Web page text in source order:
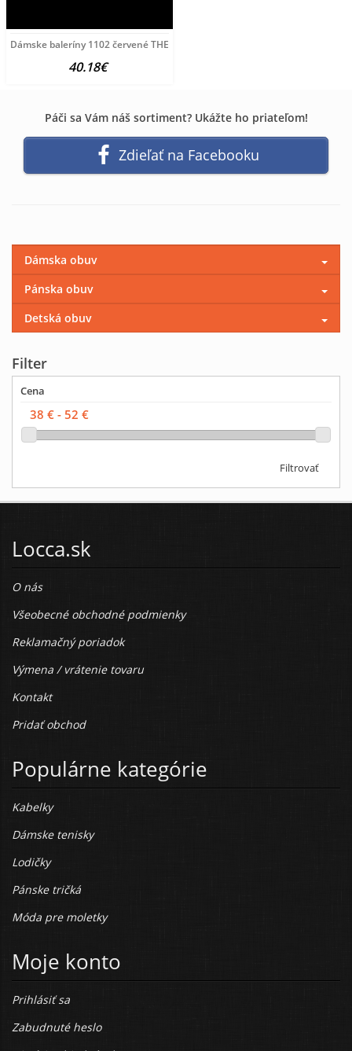
Dámske baleríny 1102 červené THE FLEXX, Červená, 40
40.18€
Páči sa Vám náš sortiment? Ukážte ho priateľom!
Zdieľať na Facebooku
Dámska obuv
Pánska obuv
Detská obuv
Filter
Cena
Filtrovať
Locca.sk
O nás
Všeobecné obchodné podmienky
Reklamačný poriadok
Výmena / vrátenie tovaru
Kontakt
Pridať obchod
Populárne kategórie
Kabelky
Dámske tenisky
Lodičky
Pánske tričká
Móda pre moletky
Moje konto
Prihlásiť sa
Zabudnuté heslo